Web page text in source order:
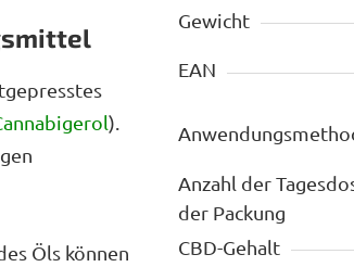
).
Öls können
Gewicht
EAN
Anzahl der
der Packung
CBD-Gehalt